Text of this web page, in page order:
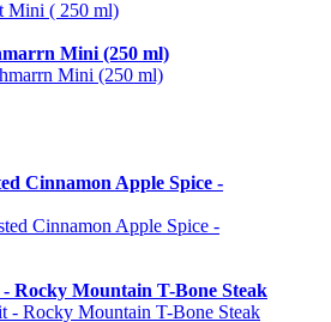
Mini (250 ml)
Cinnamon Apple Spice -
Rocky Mountain T-Bone Steak